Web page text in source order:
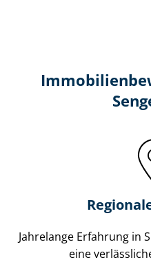
Jahrelange Erfahrung in
eine